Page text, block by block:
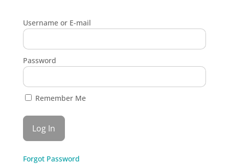
Username or E-mail
Password
Remember Me
Forgot Password